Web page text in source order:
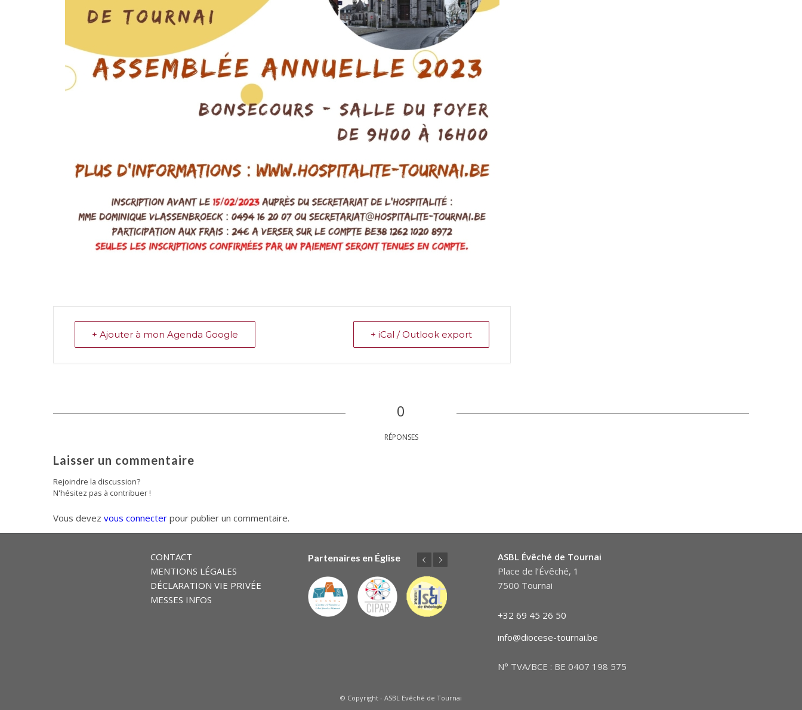
+ Ajouter à mon Agenda Google + iCal / Outlook export
0
RÉPONSES
Laisser un commentaire
Rejoindre la discussion?
N'hésitez pas à contribuer !
Vous devez vous connecter pour publier un commentaire.
CONTACT
MENTIONS LÉGALES
DÉCLARATION VIE PRIVÉE
MESSES INFOS
Partenaires en Église
PrécédentSuivant
ASBL Évêché de Tournai
Place de l’Évêché, 1
7500 Tournai
+32 69 45 26 50
info@diocese-tournai.be
N° TVA/BCE : BE 0407 198 575
© Copyright - ASBL Evêché de Tournai